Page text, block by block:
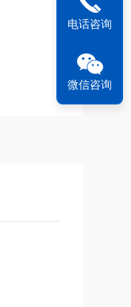
电话咨询
微信咨询